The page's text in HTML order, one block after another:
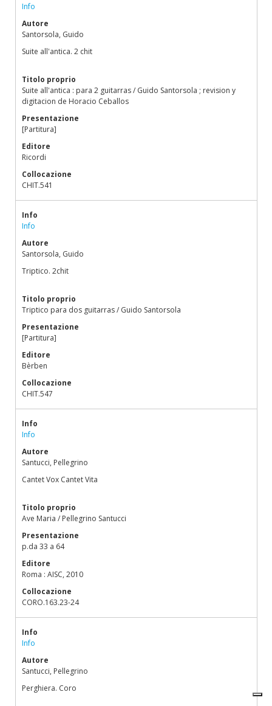
Info
Autore
Santorsola, Guido
Suite all'antica. 2 chit
Titolo proprio
Suite all'antica : para 2 guitarras / Guido Santorsola ; revision y
digitacion de Horacio Ceballos
Presentazione
[Partitura]
Editore
Ricordi
Collocazione
CHIT.541
Info
Info
Autore
Santorsola, Guido
Triptico. 2chit
Titolo proprio
Triptico para dos guitarras / Guido Santorsola
Presentazione
[Partitura]
Editore
Bèrben
Collocazione
CHIT.547
Info
Info
Autore
Santucci, Pellegrino
Cantet Vox Cantet Vita
Titolo proprio
Ave Maria / Pellegrino Santucci
Presentazione
p.da 33 a 64
Editore
Roma : AISC, 2010
Collocazione
CORO.163.23-24
Info
Info
Autore
Santucci, Pellegrino
Perghiera. Coro